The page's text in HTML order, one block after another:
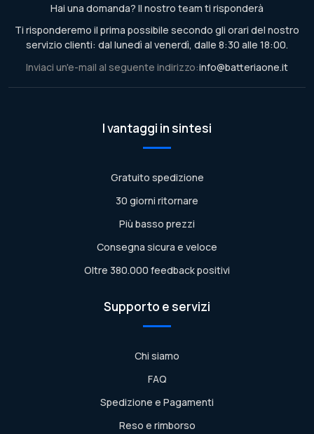
Hai una domanda? Il nostro team ti risponderà
Ti risponderemo il prima possibile secondo gli orari del nostro
servizio clienti: dal lunedì al venerdì, dalle 8:30 alle 18:00.
Inviaci un'e-mail al seguente indirizzo:info@batteriaone.it
I vantaggi in sintesi
Gratuito spedizione
30 giorni ritornare
Più basso prezzi
Consegna sicura e veloce
Oltre 380.000 feedback positivi
Supporto e servizi
Chi siamo
FAQ
Spedizione e Pagamenti
Reso e rimborso